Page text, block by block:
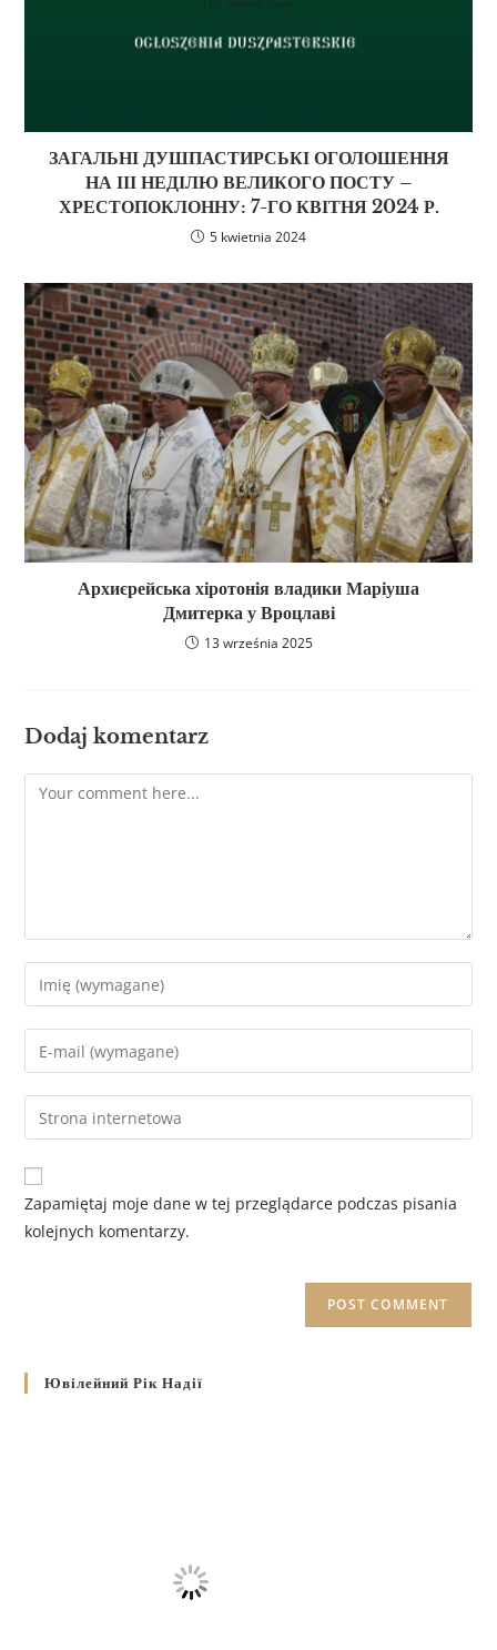
ЗАГАЛЬНІ ДУШПАСТИРСЬКІ ОГОЛОШЕННЯ
НА ІІІ НЕДІЛЮ ВЕЛИКОГО ПОСТУ –
ХРЕСТОПОКЛОННУ: 7-ГО КВІТНЯ 2024 Р.
5 kwietnia 2024
Архиєрейська хіротонія владики Маріуша
Дмитерка у Вроцлаві
13 września 2025
Dodaj komentarz
Zapamiętaj moje dane w tej przeglądarce podczas pisania
kolejnych komentarzy.
Ювілейний Рік Надії